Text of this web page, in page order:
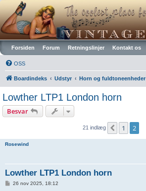
Vintagehifi.dk
Forsiden Forum Retningslinjer Kontakt os
OSS
Boardindeks Udstyr Horn og fuldtoneenheder
Lowther LTP1 London horn
Besvar
21 indlæg Forrige
1 2
Rosewind
Lowther LTP1 London horn
26 nov 2025, 18:12